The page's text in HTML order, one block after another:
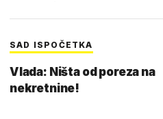
SAD ISPOČETKA
Vlada: Ništa od poreza na
nekretnine!